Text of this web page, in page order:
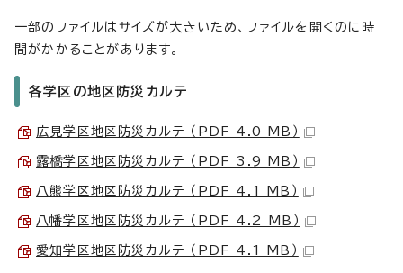
一部のファイルはサイズが大きいため、ファイルを開くのに時
間がかかることがあります。
各学区の地区防災カルテ
広見学区地区防災カルテ （PDF 4.0 MB）
露橋学区地区防災カルテ （PDF 3.9 MB）
八熊学区地区防災カルテ （PDF 4.1 MB）
八幡学区地区防災カルテ （PDF 4.2 MB）
愛知学区地区防災カルテ （PDF 4.1 MB）